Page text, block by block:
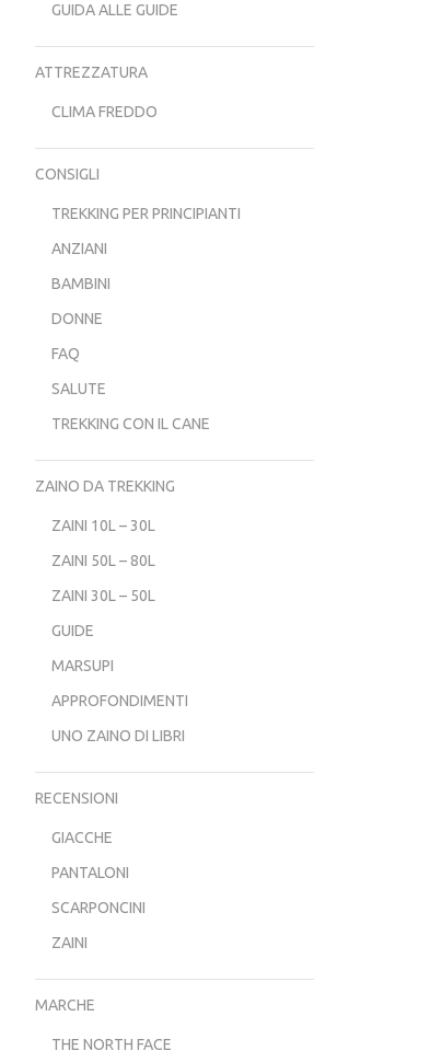
GUIDA ALLE GUIDE
ATTREZZATURA
CLIMA FREDDO
CONSIGLI
TREKKING PER PRINCIPIANTI
ANZIANI
BAMBINI
DONNE
FAQ
SALUTE
TREKKING CON IL CANE
ZAINO DA TREKKING
ZAINI 10L – 30L
ZAINI 50L – 80L
ZAINI 30L – 50L
GUIDE
MARSUPI
APPROFONDIMENTI
UNO ZAINO DI LIBRI
RECENSIONI
GIACCHE
PANTALONI
SCARPONCINI
ZAINI
MARCHE
THE NORTH FACE